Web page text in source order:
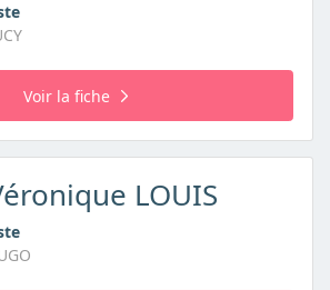
Voir la fiche
LOUIS